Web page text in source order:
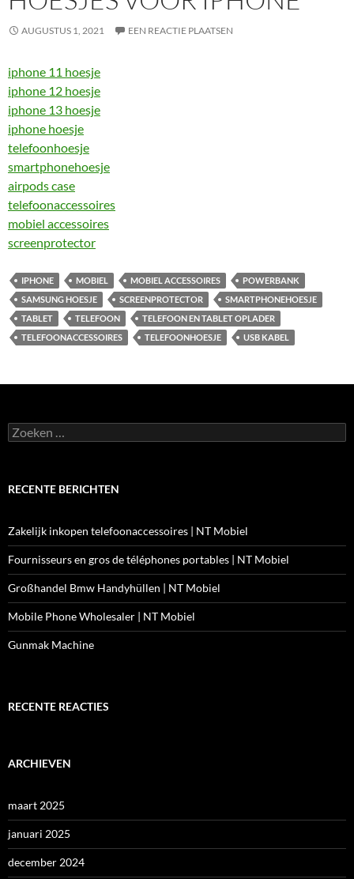
AUGUSTUS 1, 2021 EEN REACTIE PLAATSEN
iphone 11 hoesje
iphone 12 hoesje
iphone 13 hoesje
iphone hoesje
telefoonhoesje
smartphonehoesje
airpods case
telefoonaccessoires
mobiel accessoires
screenprotector
IPHONE MOBIEL MOBIEL ACCESSOIRES
POWERBANK
SAMSUNG HOESJE
SCREENPROTECTOR
SMARTPHONEHOESJE
TABLET
TELEFOON
TELEFOON EN TABLET OPLADER
TELEFOONACCESSOIRES
TELEFOONHOESJE USB KABEL
Zoeken
naar:
RECENTE BERICHTEN
Zakelijk inkopen telefoonaccessoires | NT Mobiel
Fournisseurs en gros de téléphones portables | NT Mobiel
Großhandel Bmw Handyhüllen | NT Mobiel
Mobile Phone Wholesaler | NT Mobiel
Gunmak Machine
RECENTE REACTIES
ARCHIEVEN
maart 2025
januari 2025
december 2024